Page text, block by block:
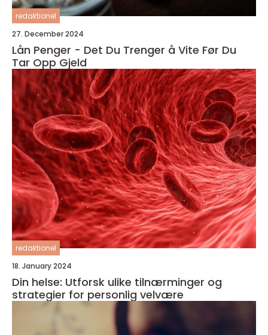
redaktionel
27. December 2024
Lån Penger - Det Du Trenger å Vite Før Du
Tar Opp Gjeld
redaktionel
18. January 2024
Din helse: Utforsk ulike tilnærminger og
strategier for personlig velvære